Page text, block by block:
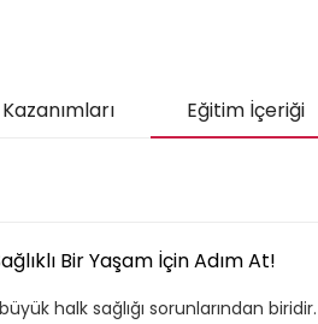
Eğitim İçeriği
Bir Yaşam İçin Adım At!
halk sağlığı sorunlarından